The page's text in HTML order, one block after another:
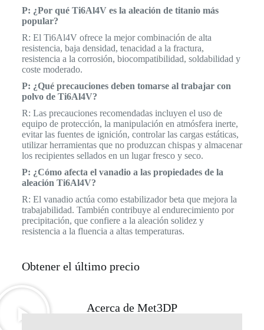
P: ¿Por qué Ti6Al4V es la aleación de titanio más
popular?
R: El Ti6Al4V ofrece la mejor combinación de alta
resistencia, baja densidad, tenacidad a la fractura,
resistencia a la corrosión, biocompatibilidad, soldabilidad y
coste moderado.
P: ¿Qué precauciones deben tomarse al trabajar con
polvo de Ti6Al4V?
R: Las precauciones recomendadas incluyen el uso de
equipo de protección, la manipulación en atmósfera inerte,
evitar las fuentes de ignición, controlar las cargas estáticas,
utilizar herramientas que no produzcan chispas y almacenar
los recipientes sellados en un lugar fresco y seco.
P: ¿Cómo afecta el vanadio a las propiedades de la
aleación Ti6Al4V?
R: El vanadio actúa como estabilizador beta que mejora la
trabajabilidad. También contribuye al endurecimiento por
precipitación, que confiere a la aleación solidez y
resistencia a la fluencia a altas temperaturas.
Obtener el último precio
Acerca de Met3DP